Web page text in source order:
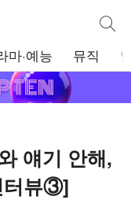
통합
마·예능 뮤직
얘기 안해,
터뷰③]